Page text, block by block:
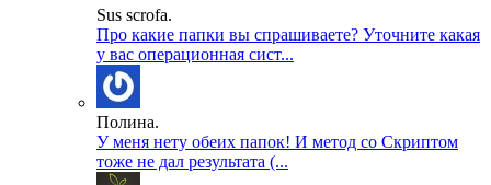
Sus scrofa.
Про какие папки вы спрашиваете? Уточните какая
у вас операционная сист...
Полина.
У меня нету обеих папок! И метод со Скриптом
тоже не дал результата (...